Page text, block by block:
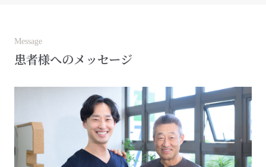
Message
患者様へのメッセージ